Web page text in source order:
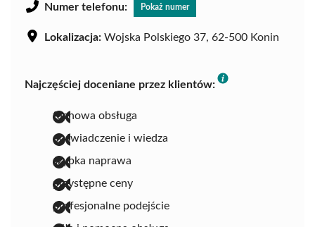
Numer telefonu: Pokaż numer
Lokalizacja: Wojska Polskiego 37, 62-500 Konin
Najczęściej doceniane przez klientów:
fachowa obsługa
doświadczenie i wiedza
szybka naprawa
przystępne ceny
profesjonalne podejście